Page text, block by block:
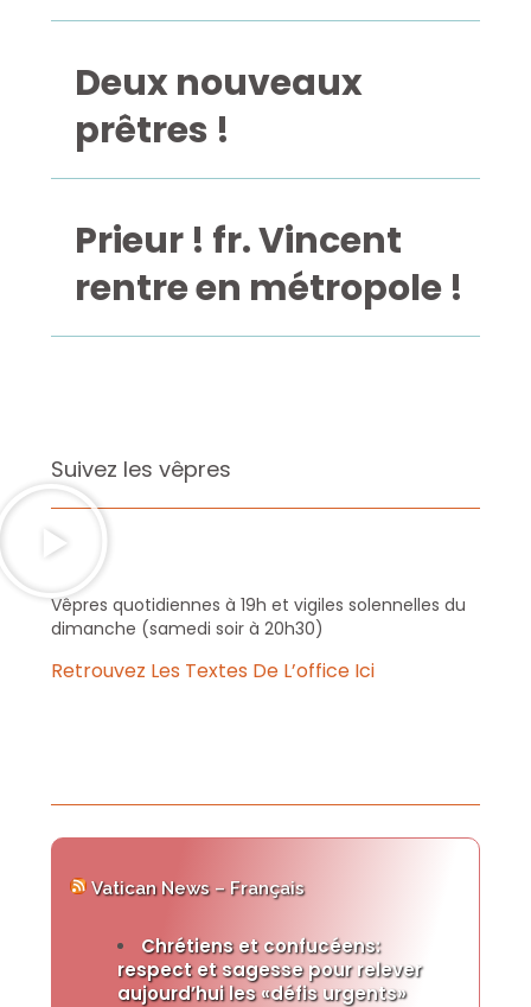
Deux nouveaux
prêtres !
Prieur ! fr. Vincent
rentre en métropole !
Suivez les vêpres
Vêpres quotidiennes à 19h et vigiles solennelles du
dimanche (samedi soir à 20h30)
Retrouvez Les Textes De L’office Ici
Vatican News – Français
Chrétiens et confucéens:
respect et sagesse pour relever
aujourd’hui les «défis urgents»